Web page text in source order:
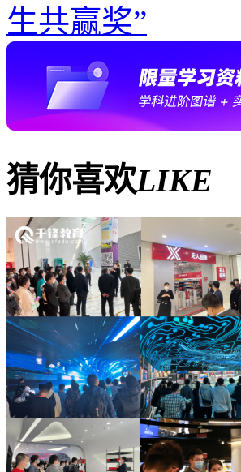
生共赢奖”
猜你喜欢LIKE